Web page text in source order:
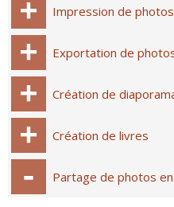
Impression de photos
Exportation de
Création de
Création de livres
Partage de photos